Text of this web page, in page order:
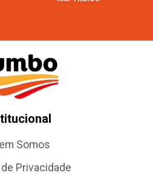
Somos
Privacidade